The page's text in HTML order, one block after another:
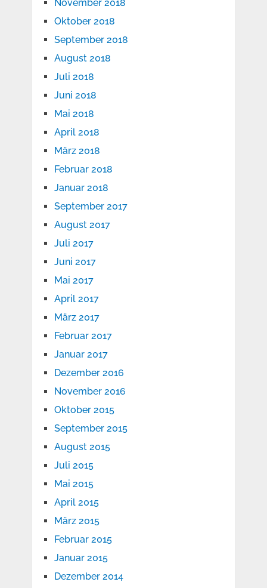
November 2018
Oktober 2018
September 2018
August 2018
Juli 2018
Juni 2018
Mai 2018
April 2018
März 2018
Februar 2018
Januar 2018
September 2017
August 2017
Juli 2017
Juni 2017
Mai 2017
April 2017
März 2017
Februar 2017
Januar 2017
Dezember 2016
November 2016
Oktober 2015
September 2015
August 2015
Juli 2015
Mai 2015
April 2015
März 2015
Februar 2015
Januar 2015
Dezember 2014